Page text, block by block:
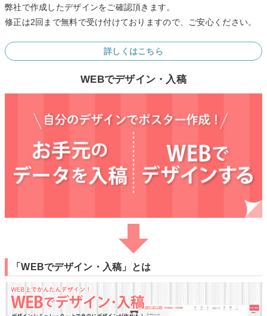
弊社で作成したデザインをご確認頂きます。
修正は2回まで無料で受け付けておりますので、ご安心ください。
詳しくはこちら
WEBでデザイン・入稿
「WEBでデザイン・入稿」とは